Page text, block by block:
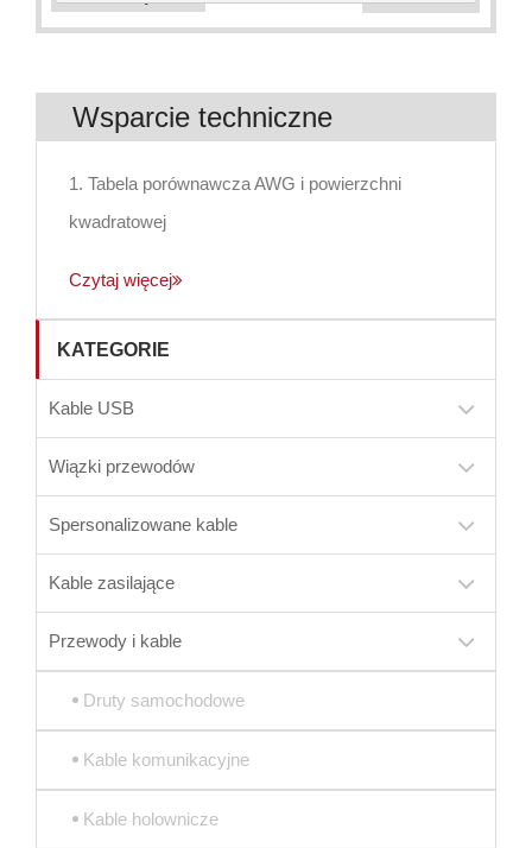
Wsparcie techniczne
1. Tabela porównawcza AWG i powierzchni
kwadratowej
Czytaj więcej
KATEGORIE
Kable USB
Wiązki przewodów
Spersonalizowane kable
Kable zasilające
Przewody i kable
Druty samochodowe
Kable komunikacyjne
Kable holownicze